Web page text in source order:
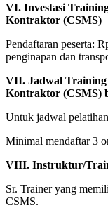
VI. Investasi
Kontraktor (CSMS)
Pendaftaran peserta:
penginapan dan
VII. Jadwal Training
Kontraktor (CSMS)
Untuk jadwal
Minimal mendaftar 3
VIII. Instruktur/
Sr. Trainer yang
CSMS.